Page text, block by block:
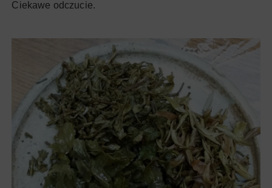
Ciekawe odczucie.